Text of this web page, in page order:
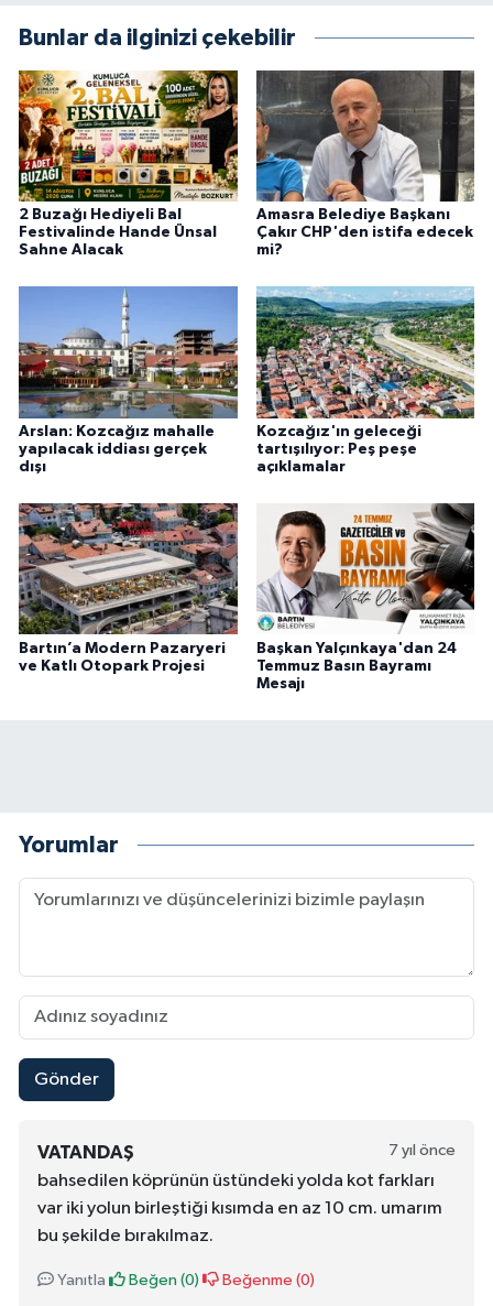
Bunlar da ilginizi çekebilir
2 Buzağı Hediyeli Bal
Festivalinde Hande Ünsal
Sahne Alacak
Amasra Belediye Başkanı
Çakır CHP'den istifa edecek
mi?
Arslan: Kozcağız mahalle
yapılacak iddiası gerçek
dışı
Kozcağız'ın geleceği
tartışılıyor: Peş peşe
açıklamalar
Bartın’a Modern Pazaryeri
ve Katlı Otopark Projesi
Başkan Yalçınkaya'dan 24
Temmuz Basın Bayramı
Mesajı
Yorumlar
Gönder
VATANDAŞ 7 yıl önce
bahsedilen köprünün üstündeki yolda kot farkları
var iki yolun birleştiği kısımda en az 10 cm. umarım
bu şekilde bırakılmaz.
Yanıtla Beğen (0) Beğenme (0)